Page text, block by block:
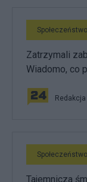
Społeczeństwo
Zatrzymali
Wiadomo, co
Redakcja
Społeczeństwo
Tajemnicza